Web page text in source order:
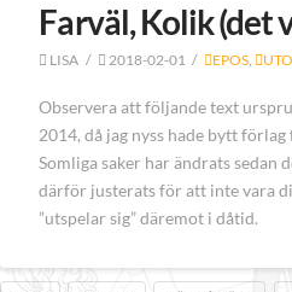
Farväl, Kolik (det
LISA 2018-02-01 EPOS,
Observera att följande text
2014, då jag nyss hade bytt
Somliga saker har ändrats sedan
därför justerats för att inte vara
”utspelar sig” däremot i dåtid.